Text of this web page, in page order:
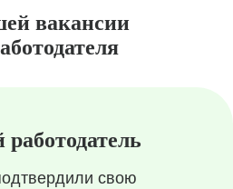
вакансии
свою